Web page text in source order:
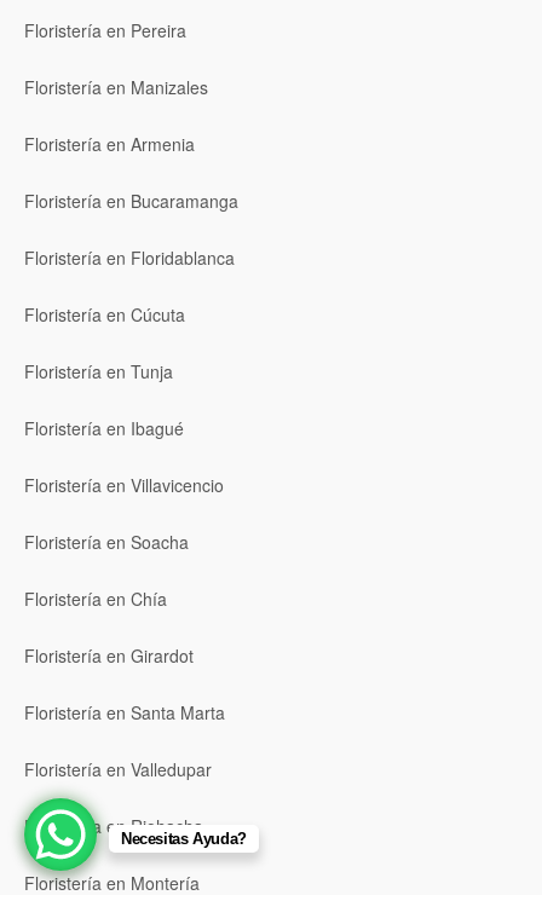
Floristería en Pereira
Floristería en Manizales
Floristería en Armenia
Floristería en Bucaramanga
Floristería en Floridablanca
Floristería en Cúcuta
Floristería en Tunja
Floristería en Ibagué
Floristería en Villavicencio
Floristería en Soacha
Floristería en Chía
Floristería en Girardot
Floristería en Santa Marta
Floristería en Valledupar
Floristería en Riohacha
Floristería en Montería
Necesitas Ayuda?